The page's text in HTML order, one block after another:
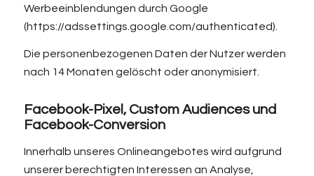
Werbeeinblendungen durch Google
(https://adssettings.google.com/authenticated).
Die personenbezogenen Daten der Nutzer werden
nach 14 Monaten gelöscht oder anonymisiert.
Facebook-Pixel, Custom Audiences und
Facebook-Conversion
Innerhalb unseres Onlineangebotes wird aufgrund
unserer berechtigten Interessen an Analyse,